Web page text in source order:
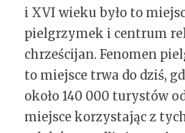
i XVI wieku było to
pielgrzymek i centrum
chrześcijan. Fenomen
to miejsce trwa do dziś,
około 140 000 turystów
miejsce korzystając z